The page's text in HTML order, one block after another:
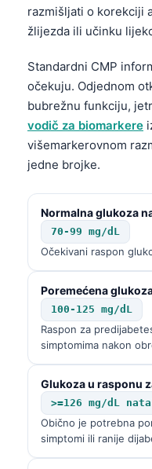
razmišljati o korekciji
žlijezda ili učinku
Standardni CMP
očekuju. Odjednom
bubrežnu funkciju,
vodič za biomarkere
višemarkerovnom
jedne brojke.
Normalna glukoza
70-99 mg/dL
Očekivani raspon
Poremećena
100-125 mg/dL
Raspon za
simptomima nakon
Glukoza u rasponu
>=126 mg/dL
Obično je potrebna
simptomi ili ranije
日本語
Čeština
Русский
Lietuvių kalba
Polski
한국어
Slovenščina
Magyar
Shqip
বাংলা
اردو
తెలుగు
தமிழ்
ગુજરાતી
ಕನ್ನಡ